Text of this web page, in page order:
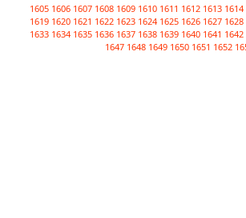
1605 1606 1607 1608 1609 1610 1611 1612 1613 1614
1619 1620 1621 1622 1623 1624 1625 1626 1627 1628
1633 1634 1635 1636 1637 1638 1639 1640 1641 1642
1647 1648 1649 1650 1651 1652